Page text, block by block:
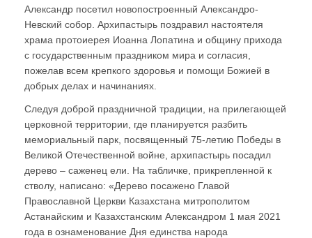
Александр посетил новопостроенный Александро-
Невский собор. Архипастырь поздравил настоятеля
храма протоиерея Иоанна Лопатина и общину прихода
с государственным праздником мира и согласия,
пожелав всем крепкого здоровья и помощи Божией в
добрых делах и начинаниях.
Следуя доброй праздничной традиции, на прилегающей
церковной территории, где планируется разбить
мемориальный парк, посвященный 75-летию Победы в
Великой Отечественной войне, архипастырь посадил
дерево – саженец ели. На табличке, прикрепленной к
стволу, написано: «Дерево посажено Главой
Православной Церкви Казахстана митрополитом
Астанайским и Казахстанским Александром 1 мая 2021
года в ознаменование Дня единства народа